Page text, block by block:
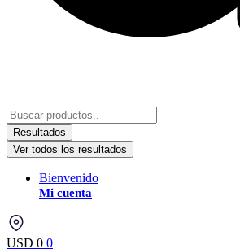
Resultados
Ver todos los resultados
Bienvenido
Mi cuenta
USD 0 0